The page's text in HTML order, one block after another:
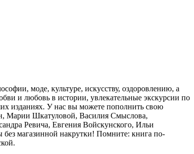
моде, культуре, искусству, оздоровлению, а
и любовь в истории, увлекательные экскурсии по
изданиях. У нас вы можете пополнить свою
Марии Шкатуловой, Василия Смыслова,
Ревича, Евгения Войскунского, Ильи
без магазинной накрутки! Помните: книга по-